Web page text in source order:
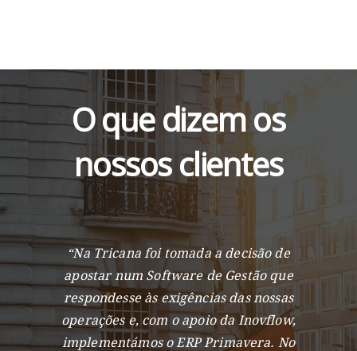
O que dizem os
nossos clientes
“Na Tricana foi tomada a decisão de
apostar num Software de Gestão que
respondesse às exigências das nossas
operações e, com o apoio da Inovflow,
implementámos o ERP Primavera. No